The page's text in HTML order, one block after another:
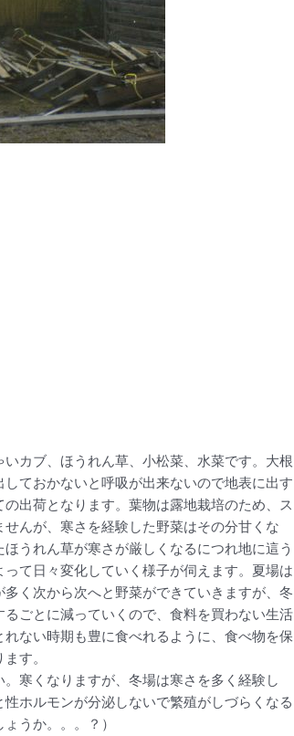
カブ、ほうれん草、小松菜、水菜です。大根
ておかないと呼吸が出来ないので地表に出す
出荷となります。葉物は露地栽培のため、ス
んが、寒さを経験した野菜はその分甘くな
うれん草が寒さが厳しくなるにつれ地に這う
て日々変化していく様子が伺えます。夏場は
く次から次へと野菜ができていきますが、冬
ごとに減っていくので、食料を買わない生活
ない時期も豊に食べれるように、食べ物を保
す。
寒くなりますが、冬場は寒さを多く経験し
ホルモンが分泌しないで繁殖がしづらくなる
うか。。。？）